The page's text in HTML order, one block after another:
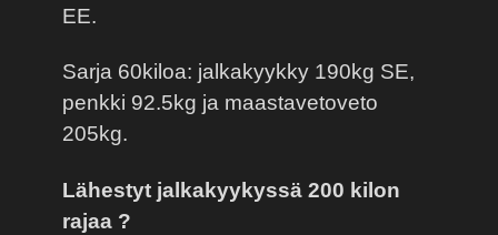
EE.
Sarja 60kiloa: jalkakyykky 190kg SE,
penkki 92.5kg ja maastavetoveto
205kg.
Lähestyt jalkakyykyssä 200 kilon
rajaa ?